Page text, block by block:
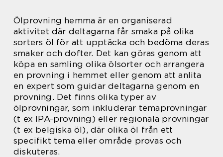
Ölprovning hemma är en organiserad
aktivitet där deltagarna får smaka på olika
sorters öl för att upptäcka och bedöma deras
smaker och dofter. Det kan göras genom att
köpa en samling olika ölsorter och arrangera
en provning i hemmet eller genom att anlita
en expert som guidar deltagarna genom en
provning. Det finns olika typer av
ölprovningar, som inkluderar temaprovningar
(t ex IPA-provning) eller regionala provningar
(t ex belgiska öl), där olika öl från ett
specifikt tema eller område provas och
diskuteras.